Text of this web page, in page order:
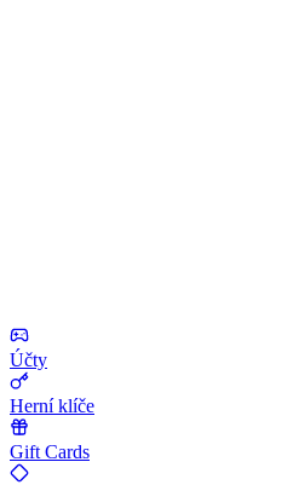
Účty
Herní klíče
Gift Cards